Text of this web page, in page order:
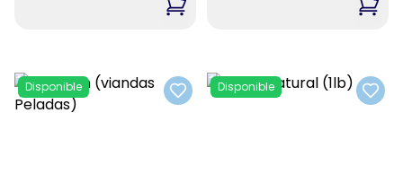
,Paquete De Sal 1 Kg ,
Add to favorites
Disponible
Add
Disponible